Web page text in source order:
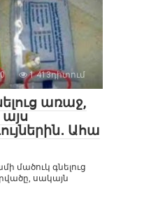
1 413դիտում
առաջ,
Ահա
մածուկ գնելուց
սակայն